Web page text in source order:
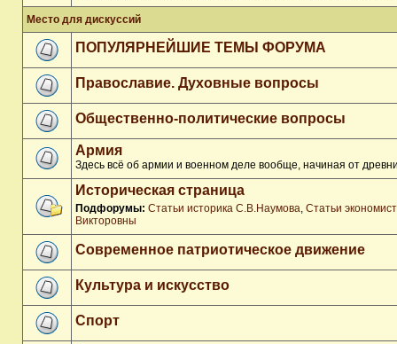
Место для дискуссий
ПОПУЛЯРНЕЙШИЕ ТЕМЫ ФОРУМА
Православие. Духовные вопросы
Общественно-политические вопросы
Армия
Здесь всё об армии и военном деле вообще, начиная от
Историческая страница
Подфорумы: Статьи историка С.В.Наумова, Статьи
Викторовны
Современное патриотическое движение
Культура и искусство
Спорт